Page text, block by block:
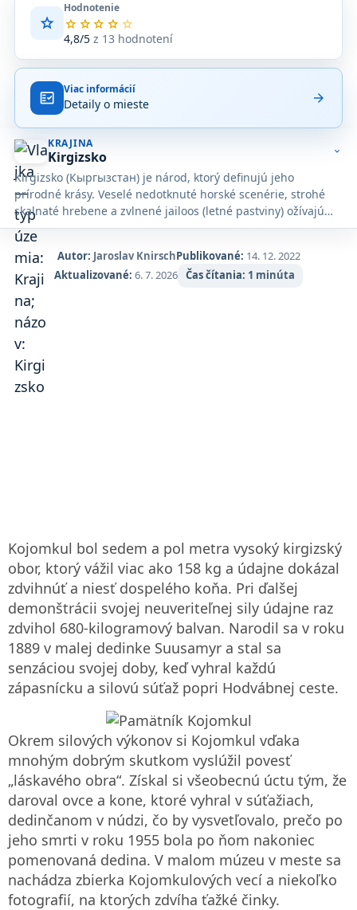
star
Hodnotenie
star star star star star
4,8/5z 13 hodnotení
Priemerné
hodnotenie
z
na
základe
13
hodnotení
na
Google
Maps.
fact_check Viac informácií
Detaily o mieste arrow_forward
KRAJINA
Kirgizsko
Kirgizsko (Кыргызстан) je národ, ktorý definujú jeho
prírodné krásy. Veselé nedotknuté horské scenérie, strohé
skalnaté hrebene a zvlnené jailoos (letné pastviny) ožívajú
vďaka polokočovným pastierom obývajúcim jurty. Ak k tomu
pripočítame dobre rozvinutú sieť ubytovacích zariadení a
bezvízový styk, ľahko pochopíme, prečo je Kirgizsko (oficiálne
Kirgizská republika) vstupnou bránou mnohých cestovateľov
expand_more
Autor: Jaroslav KnirschPublikované: 14. 12. 2022
Aktualizované: 6. 7. 2026 Čas čítania: 1 minúta
Kojomkul bol sedem a pol metra vysoký kirgizský
obor, ktorý vážil viac ako 158 kg a údajne dokázal
zdvihnúť a niesť dospelého koňa. Pri ďalšej
demonštrácii svojej neuveriteľnej sily údajne raz
zdvihol 680-kilogramový balvan. Narodil sa v roku
1889 v malej dedinke Suusamyr a stal sa
senzáciou svojej doby, keď vyhral každú
zápasnícku a silovú súťaž popri Hodvábnej ceste.
Okrem silových výkonov si Kojomkul vďaka
mnohým dobrým skutkom vyslúžil povesť
„láskavého obra“. Získal si všeobecnú úctu tým, že
daroval ovce a kone, ktoré vyhral v súťažiach,
dedinčanom v núdzi, čo by vysvetľovalo, prečo po
jeho smrti v roku 1955 bola po ňom nakoniec
pomenovaná dedina. V malom múzeu v meste sa
nachádza zbierka Kojomkulových vecí a niekoľko
fotografií, na ktorých zdvíha ťažké činky.